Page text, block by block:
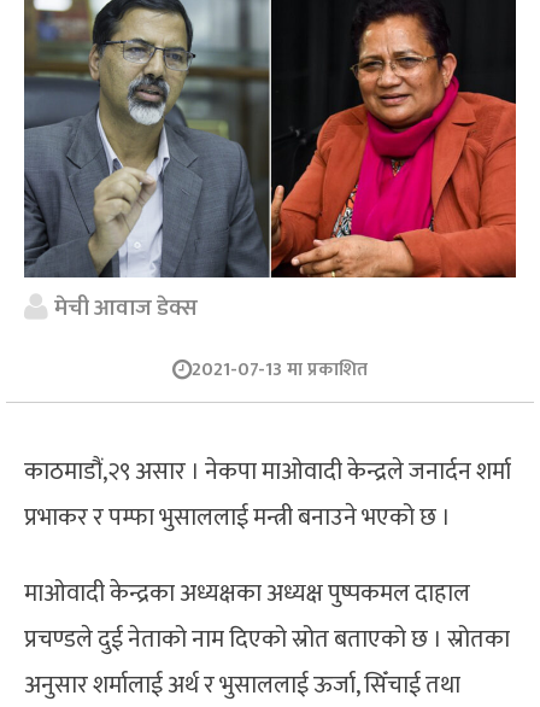
मेची आवाज डेक्स
2021-07-13 मा प्रकाशित
काठमाडौं,२९ असार । नेकपा माओवादी केन्द्रले जनार्दन शर्मा
प्रभाकर र पम्फा भुसाललाई मन्त्री बनाउने भएको छ ।
माओवादी केन्द्रका अध्यक्षका अध्यक्ष पुष्पकमल दाहाल
प्रचण्डले दुई नेताको नाम दिएको स्रोत बताएको छ । स्रोतका
अनुसार शर्मालाई अर्थ र भुसाललाई ऊर्जा, सिँचाई तथा